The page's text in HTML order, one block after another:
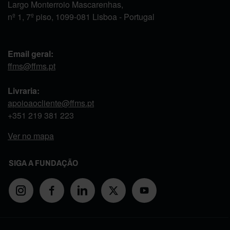
Largo Monterroio Mascarenhas,
nº 1, 7º piso, 1099-081 Lisboa - Portugal
Email geral:
ffms@ffms.pt
Livraria:
apoioaocliente@ffms.pt
+351 219 381 223
Ver no mapa
SIGA A FUNDAÇÃO